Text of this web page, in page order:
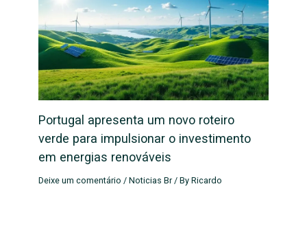
Portugal apresenta um novo roteiro
verde para impulsionar o investimento
em energias renováveis
Deixe um comentário /Noticias Br/ ByRicardo